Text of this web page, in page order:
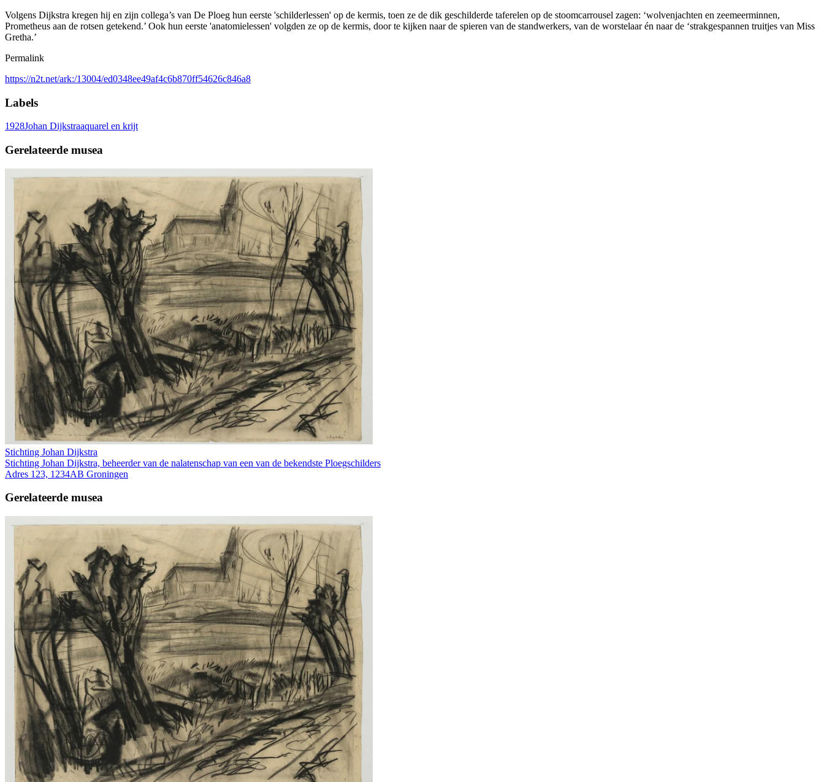
Volgens Dijkstra kregen hij en zijn collega’s van De Ploeg hun eerste 'schilderlessen' op de kermis, toen ze de dik geschilderde taferelen op de stoomcarrousel zagen: ‘wolvenjachten en zeemeerminnen,
Prometheus aan de rotsen getekend.’ Ook hun eerste 'anatomielessen' volgden ze op de kermis, door te kijken naar de spieren van de standwerkers, van de worstelaar én naar de ‘strakgespannen truitjes van Miss
Gretha.’
Permalink
https://n2t.net/ark:/13004/ed0348ee49af4c6b870ff54626c846a8
Labels
1928Johan Dijkstraaquarel en krijt
Gerelateerde musea
Stichting Johan Dijkstra
Stichting Johan Dijkstra, beheerder van de nalatenschap van een van de bekendste Ploegschilders
Adres 123, 1234AB Groningen
Gerelateerde musea